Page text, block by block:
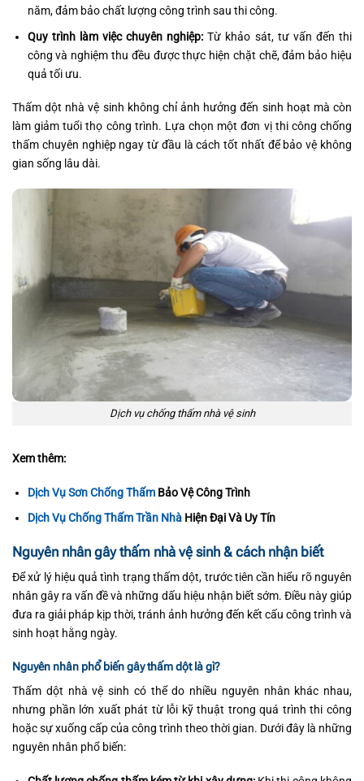
năm, đảm bảo chất lượng công trình sau thi công.
Quy trình làm việc chuyên nghiệp:Từ khảo sát, tư vấn đến thi
công và nghiệm thu đều được thực hiện chặt chẽ, đảm bảo hiệu
quả tối ưu.
Thấm dột nhà vệ sinh không chỉ ảnh hưởng đến sinh hoạt mà còn
làm giảm tuổi thọ công trình. Lựa chọn một đơn vị thi công chống
thấm chuyên nghiệp ngay từ đầu là cách tốt nhất để bảo vệ không
gian sống lâu dài.
Dịch vụ chống thấm nhà vệ sinh
Xem thêm:
Dịch Vụ Sơn Chống ThấmBảo Vệ Công Trình
Dịch Vụ Chống Thấm Trần NhàHiện Đại Và Uy Tín
Nguyên nhân gây thấm nhà vệ sinh & cách nhận biết
Để xử lý hiệu quả tình trạng thấm dột, trước tiên cần hiểu rõ nguyên
nhân gây ra vấn đề và những dấu hiệu nhận biết sớm. Điều này giúp
đưa ra giải pháp kịp thời, tránh ảnh hưởng đến kết cấu công trình và
sinh hoạt hằng ngày.
Nguyên nhân phổ biến gây thấm dột là gì?
Thấm dột nhà vệ sinh có thể do nhiều nguyên nhân khác nhau,
nhưng phần lớn xuất phát từ lỗi kỹ thuật trong quá trình thi công
hoặc sự xuống cấp của công trình theo thời gian. Dưới đây là những
nguyên nhân phổ biến: